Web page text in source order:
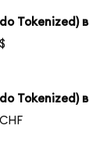
Tokenized) в
Tokenized) в